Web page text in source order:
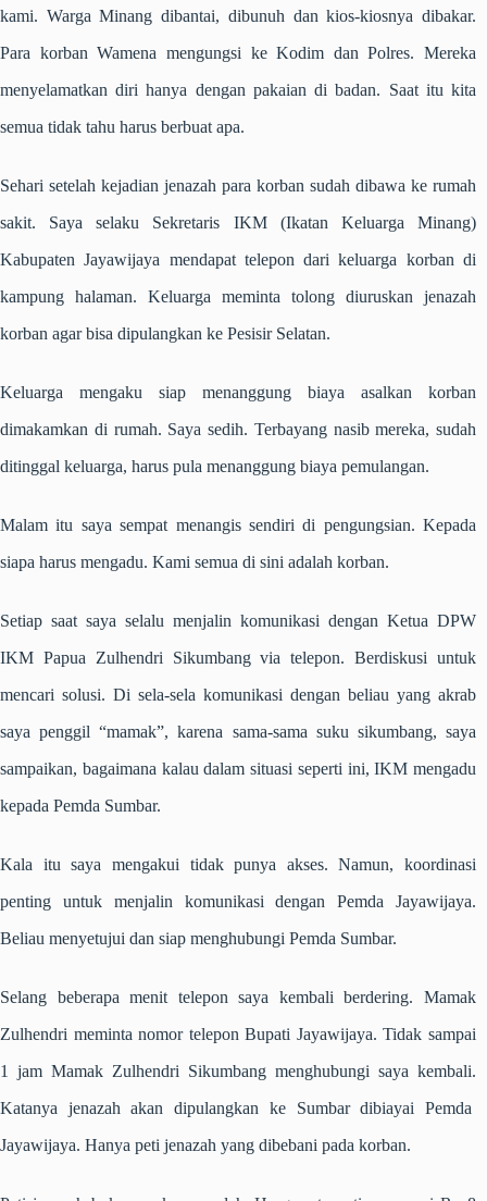
kami. Warga Minang dibantai, dibunuh dan kios-kiosnya dibakar.
Para korban Wamena mengungsi ke Kodim dan Polres. Mereka
menyelamatkan diri hanya dengan pakaian di badan. Saat itu kita
semua tidak tahu harus berbuat apa.
Sehari setelah kejadian jenazah para korban sudah dibawa ke rumah
sakit. Saya selaku Sekretaris IKM (Ikatan Keluarga Minang)
Kabupaten Jayawijaya mendapat telepon dari keluarga korban di
kampung halaman. Keluarga meminta tolong diuruskan jenazah
korban agar bisa dipulangkan ke Pesisir Selatan.
Keluarga mengaku siap menanggung biaya asalkan korban
dimakamkan di rumah. Saya sedih. Terbayang nasib mereka, sudah
ditinggal keluarga, harus pula menanggung biaya pemulangan.
Malam itu saya sempat menangis sendiri di pengungsian. Kepada
siapa harus mengadu. Kami semua di sini adalah korban.
Setiap saat saya selalu menjalin komunikasi dengan Ketua DPW
IKM Papua Zulhendri Sikumbang via telepon. Berdiskusi untuk
mencari solusi. Di sela-sela komunikasi dengan beliau yang akrab
saya penggil “mamak”, karena sama-sama suku sikumbang, saya
sampaikan, bagaimana kalau dalam situasi seperti ini, IKM mengadu
kepada Pemda Sumbar.
Kala itu saya mengakui tidak punya akses. Namun, koordinasi
penting untuk menjalin komunikasi dengan Pemda Jayawijaya.
Beliau menyetujui dan siap menghubungi Pemda Sumbar.
Selang beberapa menit telepon saya kembali berdering. Mamak
Zulhendri meminta nomor telepon Bupati Jayawijaya. Tidak sampai
1 jam Mamak Zulhendri Sikumbang menghubungi saya kembali.
Katanya jenazah akan dipulangkan ke Sumbar dibiayai Pemda
Jayawijaya. Hanya peti jenazah yang dibebani pada korban.